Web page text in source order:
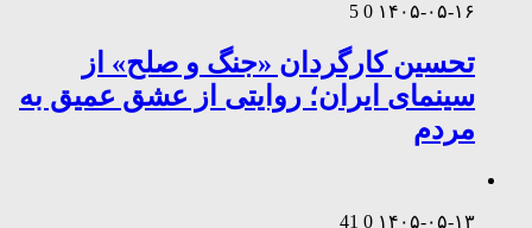
۱۴۰۵-۰۵-۱۶ 0
5
تحسین کارگردان «جنگ و صلح» از
سینمای ایران؛ روایتی از عشق عمیق به
مردم
۱۴۰۵-۰۵-۱۳ 0
41